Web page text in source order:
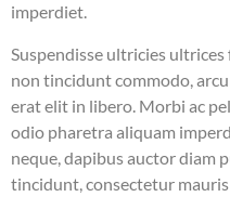
imperdiet.
Suspendisse ultricies
non tincidunt commodo,
erat elit in libero. Morbi ac
odio pharetra aliquam
neque, dapibus auctor diam
tincidunt, consectetur